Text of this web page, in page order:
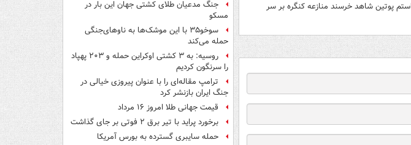
پوتین شاهد خرسند منازعه کنگره بر سر
جنگ مدعیان طلای کشتی جهان این بار در
مسکو
سوخو۳۵ با این موشک‌ها به ناوهای‌جنگی
حمله می‌کند
روسیه: به ۳ کشتی اوکراین حمله و ۲۰۳ پهپاد
را سرنگون کردیم
ترامپ مقاله‌ای را با عنوان پیروزی خیالی در
جنگ ایران بازنشر کرد
قیمت جهانی طلا امروز ۱۶ مرداد
برخورد پراید با تیر برق ۲ فوتی بر جای گذاشت
حمله سایبری گسترده به بورس آمریکا